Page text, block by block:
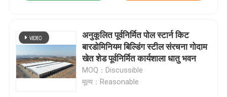
अनुकूलित पूर्वनिर्मित पोल स्टार्न किट
बारडोमिनियम बिल्डिंग स्टील संरचना गोदाम
खेत शेड पूर्वनिर्मित कार्यशाला धातु भवन
MOQ：Discussible
मूल्य：Reasonable